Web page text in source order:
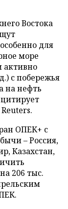
Востока
для
море
активно
с побережья
на нефть
ОПЕК+ с
– Россия,
Казахстан,
206 тыс.